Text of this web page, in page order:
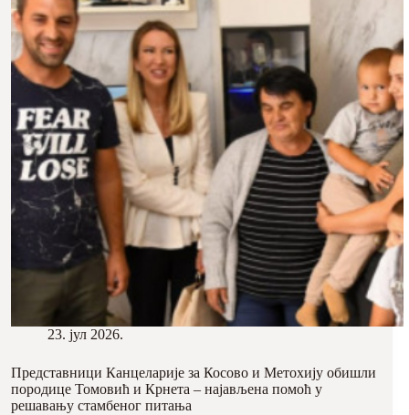
23. јул 2026.
Представници Канцеларије за Косово и Метохију обишли
породице Томовић и Крнета – најављена помоћ у
решавању стамбеног питања